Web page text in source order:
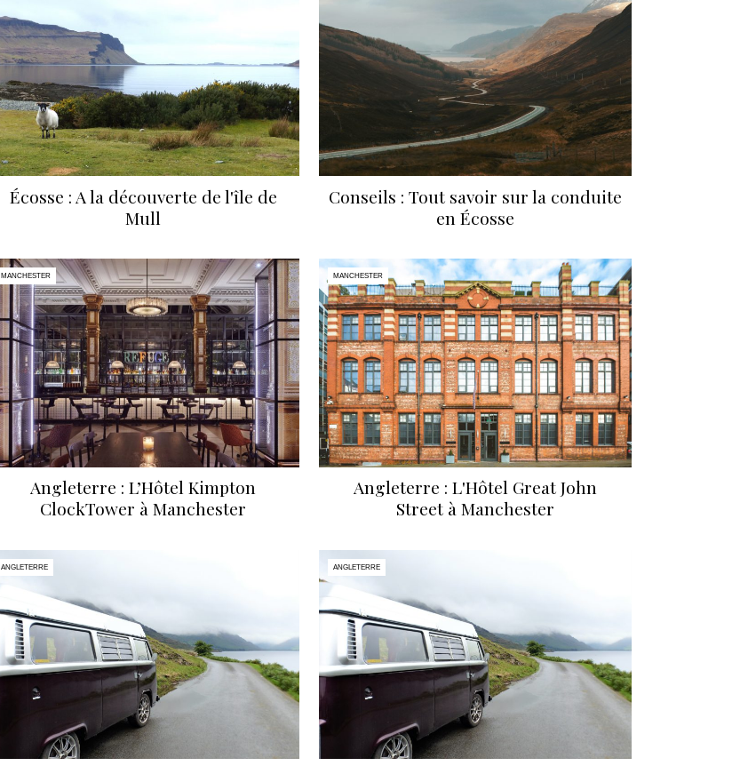
Écosse : A la découverte de l'île de
Mull
Conseils : Tout savoir sur la conduite
en Écosse
MANCHESTER
Angleterre : L’Hôtel Kimpton
ClockTower à Manchester
MANCHESTER
Angleterre : L'Hôtel Great John
Street à Manchester
ANGLETERRE ANGLETERRE